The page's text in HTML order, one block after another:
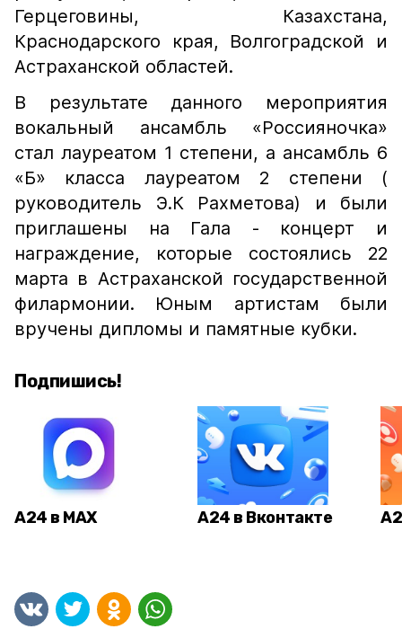
Герцеговины, Казахстана,
Краснодарского края, Волгоградской и
Астраханской областей.
В результате данного мероприятия
вокальный ансамбль «Россияночка»
стал лауреатом 1 степени, а ансамбль 6
«Б» класса лауреатом 2 степени (
руководитель Э.К Рахметова) и были
приглашены на Гала - концерт и
награждение, которые состоялись 22
марта в Астраханской государственной
филармонии. Юным артистам были
вручены дипломы и памятные кубки.
Подпишись!
А24 в MAX А24 в Вконтакте